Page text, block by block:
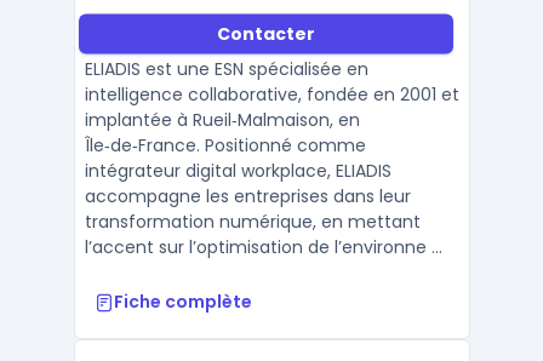
Contacter
ELIADIS est une ESN spécialisée en
intelligence collaborative, fondée en 2001 et
implantée à Rueil‑Malmaison, en
Île‑de‑France. Positionné comme
intégrateur digital workplace, ELIADIS
accompagne les entreprises dans leur
transformation numérique, en mettant
l’accent sur l’optimisation de l’environne ...
Fiche complète